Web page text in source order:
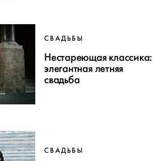
СВАДЬБЫ
Нестареющая классика:
элегантная летняя
свадьба
СВАДЬБЫ